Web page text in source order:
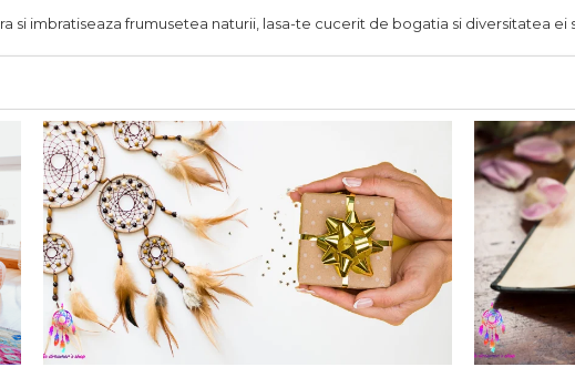
si imbratiseaza frumusetea naturii, lasa-te cucerit de bogatia si diversitatea ei